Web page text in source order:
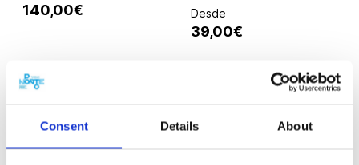
Consent Details About
140,00€ Desde
39,00€